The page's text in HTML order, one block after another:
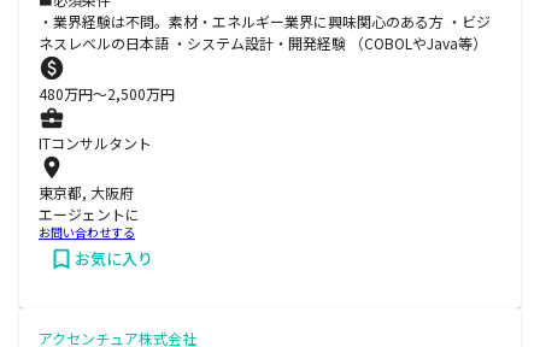
・業界経験は不問。素材・エネルギー業界に興味関心のある方 ・ビジ
ネスレベルの日本語 ・システム設計・開発経験 （COBOLやJava等）
480万円〜2,500万円
ITコンサルタント
東京都, 大阪府
エージェントに
お問い合わせする
お気に入り
アクセンチュア株式会社